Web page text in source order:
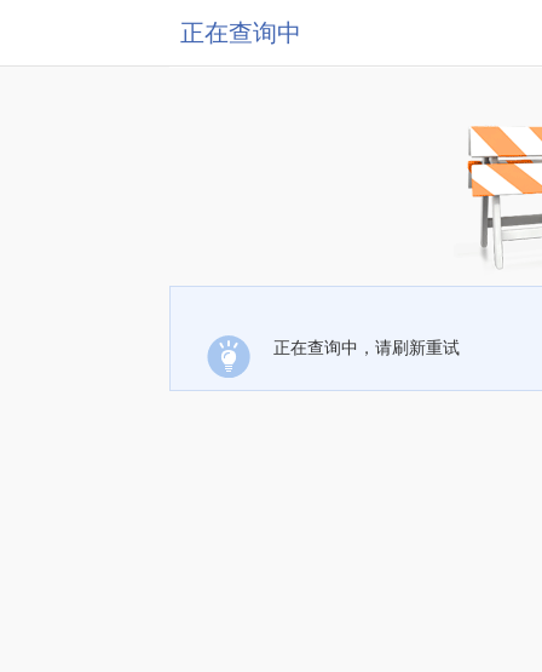
正在查询中
正在查询中，请刷新重试